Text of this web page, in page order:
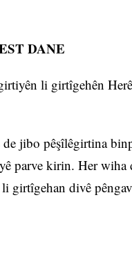
DANE
li girtîgehên
jibo pêşîlêgirtina
parve kirin. Her
divê